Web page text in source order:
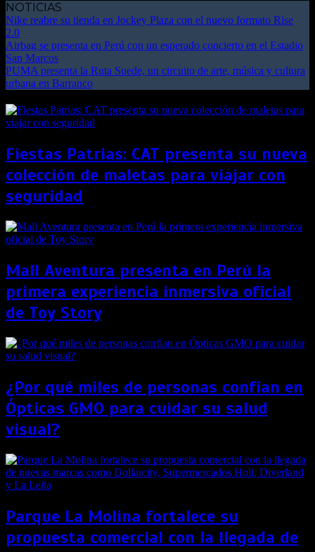
NOTICIAS
Nike reabre su tienda en Jockey Plaza con el nuevo formato Rise
2.0
Airbag se presenta en Perú con un esperado concierto en el Estadio
San Marcos
PUMA presenta la Ruta Suede, un circuito de arte, música y cultura
urbana en Barranco
Fiestas Patrias: CAT presenta su nueva
colección de maletas para viajar con
seguridad
Mall Aventura presenta en Perú la
primera experiencia inmersiva oficial
de Toy Story
¿Por qué miles de personas confían en
Ópticas GMO para cuidar su salud
visual?
Parque La Molina fortalece su
propuesta comercial con la llegada de